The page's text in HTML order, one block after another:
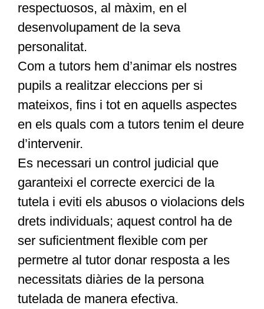
respectuosos, al màxim, en el
desenvolupament de la seva
personalitat.
Com a tutors hem d’animar els nostres
pupils a realitzar eleccions per si
mateixos, fins i tot en aquells aspectes
en els quals com a tutors tenim el deure
d’intervenir.
Es necessari un control judicial que
garanteixi el correcte exercici de la
tutela i eviti els abusos o violacions dels
drets individuals; aquest control ha de
ser suficientment flexible com per
permetre al tutor donar resposta a les
necessitats diàries de la persona
tutelada de manera efectiva.